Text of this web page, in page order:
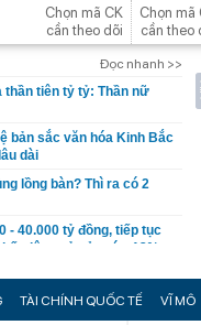
Chọn mã CK
cần theo dõi
Chọn mã
cần theo
Đọc nhanh >>
thần tiên tỷ tỷ: Thần nữ
bản sắc văn hóa Kinh Bắc
dài
lồng bàn? Thì ra có 2
- 40.000 tỷ đồng, tiếp tục
động sản ở mức 13%
thứ hai Đông Nam Á
TÀI CHÍNH QUỐC TẾ VĨ MÔ